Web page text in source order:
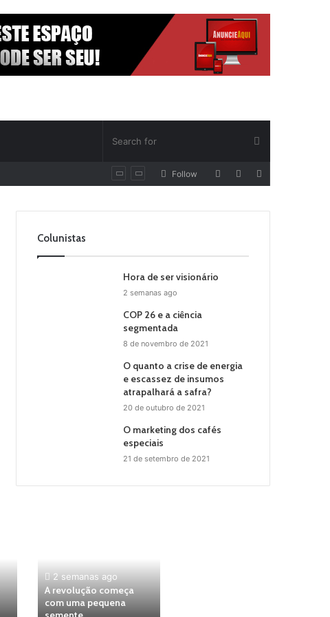
Random
Follow
Colunistas
Hora de ser visionário
2 semanas ago
COP 26 e a ciência
segmentada
8 de novembro de 2021
O quanto a crise de energia
e escassez de insumos
atrapalhará a safra?
20 de outubro de 2021
O marketing dos cafés
especiais
21 de setembro de 2021
2 semanas ago
A revolução começa
com uma pequena